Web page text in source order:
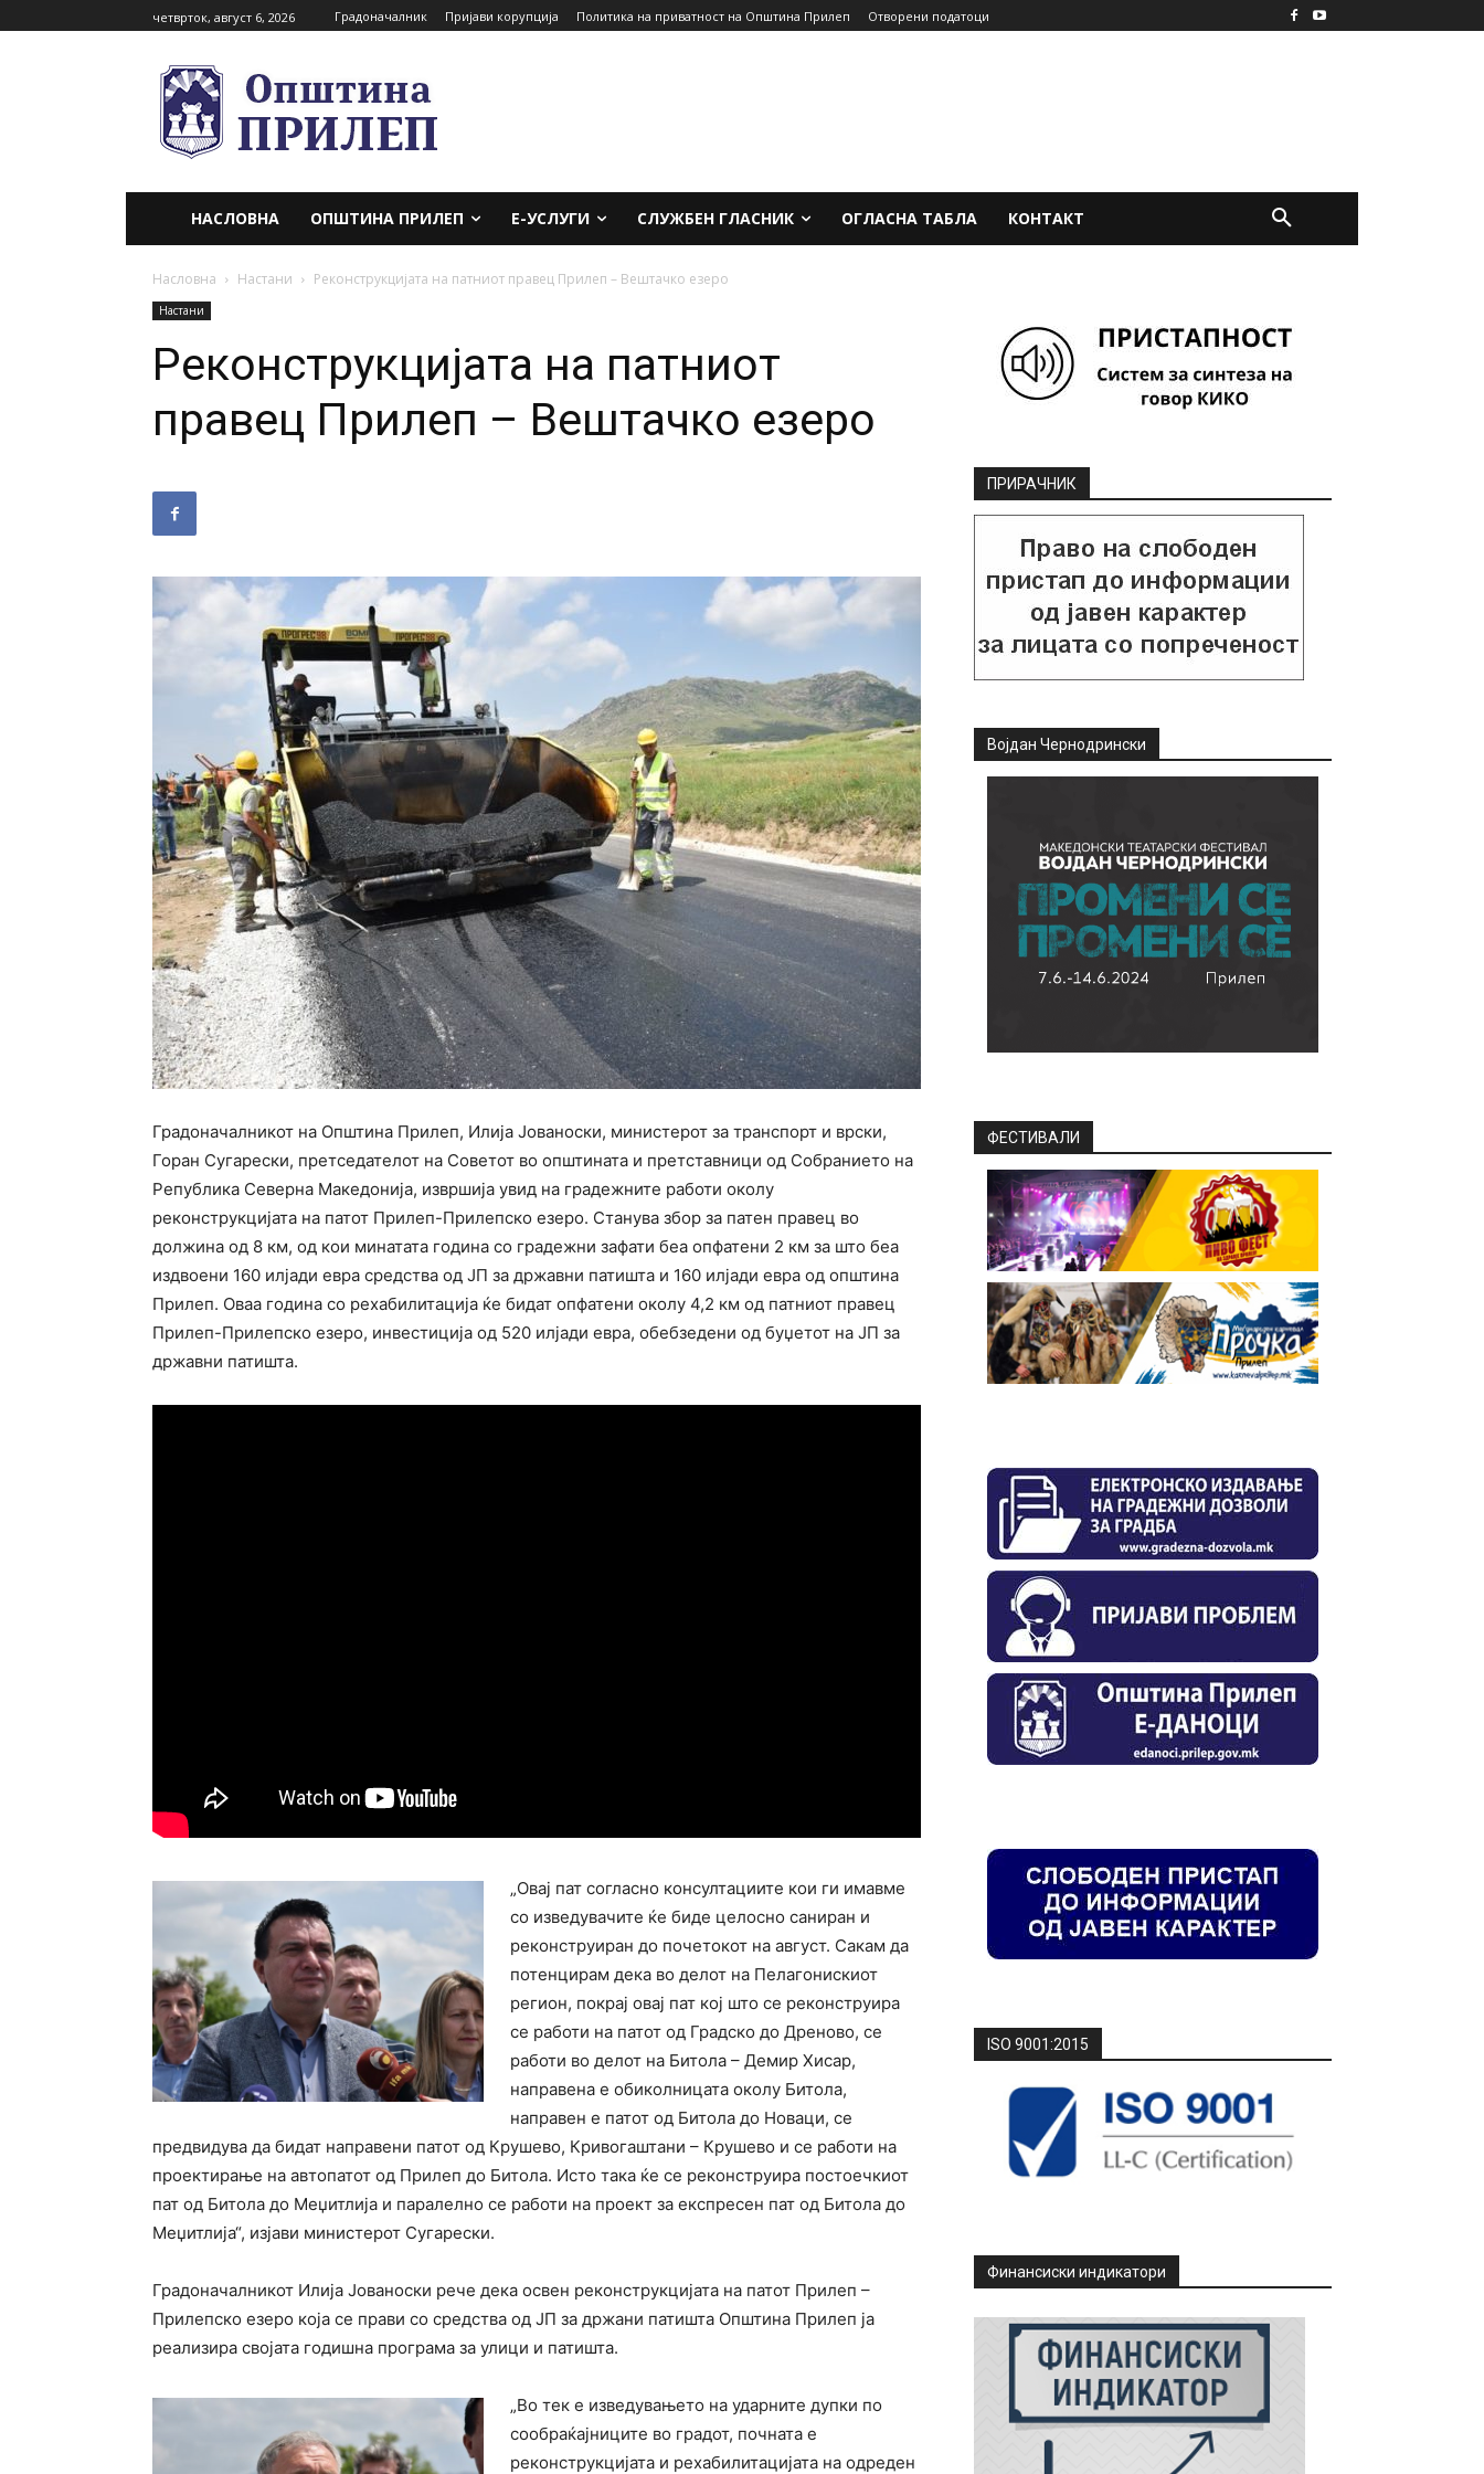
четврток, август 6, 2026 Градоначалник Пријави корупција Политика на приватност на Општина Прилеп Отворени податоци
НАСЛОВНА ОПШТИНА ПРИЛЕП Е-УСЛУГИ СЛУЖБЕН ГЛАСНИК ОГЛАСНА ТАБЛА КОНТАКТ
Насловна Настани Реконструкцијата на патниот правец Прилеп – Вештачко езеро
Настани
Реконструкцијата на патниот
правец Прилеп – Вештачко езеро
Градоначалникот на Општина Прилеп, Илија Јованоски, министерот за транспорт и врски,
Горан Сугарески, претседателот на Советот во општината и претставници од Собранието на
Република Северна Македонија, извршија увид на градежните работи околу
реконструкцијата на патот Прилеп-Прилепско езеро. Станува збор за патен правец во
должина од 8 км, од кои минатата година со градежни зафати беа опфатени 2 км за што беа
издвоени 160 илјади евра средства од ЈП за државни патишта и 160 илјади евра од општина
Прилеп. Оваа година со рехабилитација ќе бидат опфатени околу 4,2 км од патниот правец
Прилеп-Прилепско езеро, инвестиција од 520 илјади евра, обебзедени од буџетот на ЈП за
државни патишта.
„Овај пат согласно консултациите кои ги имавме
со изведувачите ќе биде целосно саниран и
реконструиран до почетокот на август. Сакам да
потенцирам дека во делот на Пелагонискиот
регион, покрај овај пат кој што се реконструира
се работи на патот од Градско до Дреново, се
работи во делот на Битола – Демир Хисар,
направена е обиколницата околу Битола,
направен е патот од Битола до Новаци, се
предвидува да бидат направени патот од Крушево, Кривогаштани – Крушево и се работи на
проектирање на автопатот од Прилеп до Битола. Исто така ќе се реконструира постоечкиот
пат од Битола до Меџитлија и паралелно се работи на проект за експресен пат од Битола до
Меџитлија“, изјави министерот Сугарески.
Градоначалникот Илија Јованоски рече дека освен реконструкцијата на патот Прилеп –
Прилепско езеро која се прави со средства од ЈП за држани патишта Општина Прилеп ја
реализира својата годишна програма за улици и патишта.
„Во тек е изведувањето на ударните дупки по
сообраќајниците во градот, почната е
реконструкцијата и рехабилитацијата на одреден
ПРИРАЧНИК
Војдан Чернодрински
ФЕСТИВАЛИ
ISO 9001:2015
Финансиски индикатори